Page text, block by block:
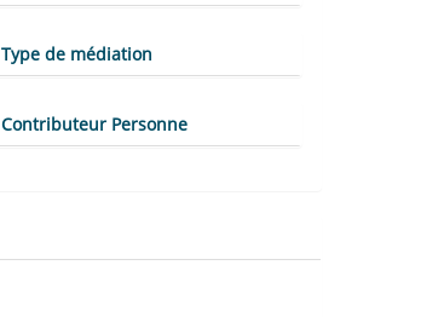
Type de médiation
Contributeur Personne